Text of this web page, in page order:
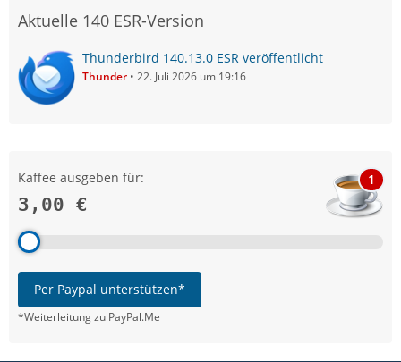
Aktuelle 140 ESR-Version
Thunderbird 140.13.0 ESR veröffentlicht
Thunder 22. Juli 2026 um 19:16
Kaffee ausgeben für:
3,00 €
1
Per Paypal unterstützen*
*Weiterleitung zu PayPal.Me